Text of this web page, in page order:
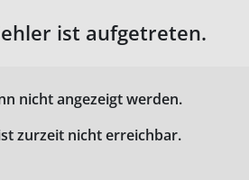
ist aufgetreten.
nicht angezeigt werden.
zurzeit nicht erreichbar.